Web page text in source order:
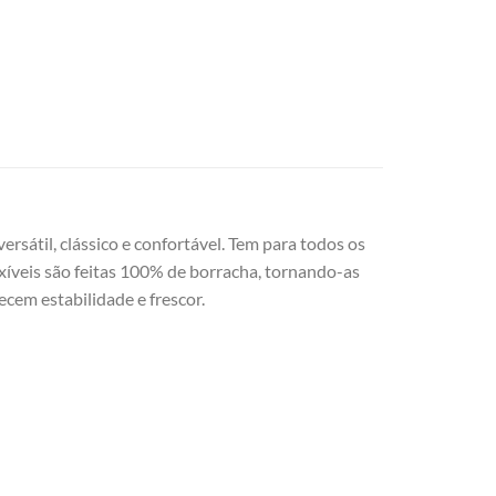
clássico e confortável. Tem para todos os
são feitas 100% de borracha, tornando-as
estabilidade e frescor.